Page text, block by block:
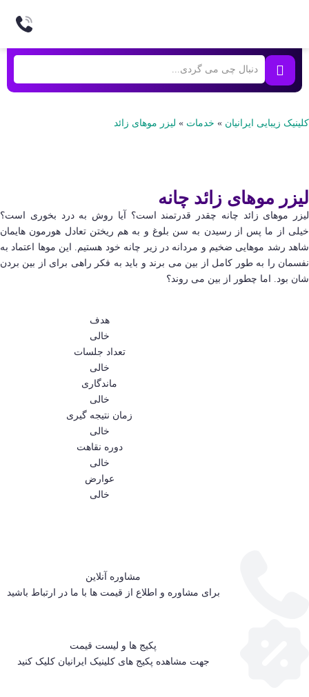
کلینیک زیبایی ایرانیان » خدمات » لیزر موهای زائد
لیزر موهای زائد چانه
لیزر موهای زائد چانه چقدر قدرتمند است؟ آیا روش به درد بخوری است؟
خیلی از ما پس از رسیدن به سن بلوغ و به هم ریختن تعادل هورمون هایمان
شاهد رشد موهایی ضخیم و مردانه در زیر چانه خود هستیم. این موها اعتماد به
نفسمان را به طور کامل از بین می برند و باید به فکر راهی برای از بین بردن
شان بود. اما چطور از بین می روند؟
هدف
خالی
تعداد جلسات
خالی
ماندگاری
خالی
زمان نتیجه گیری
خالی
دوره نقاهت
خالی
عوارض
خالی
مشاوره آنلاین
برای مشاوره و اطلاع از قیمت ها با ما در ارتباط باشید
پکیج ها و لیست قیمت
جهت مشاهده پکیج های کلینیک ایرانیان کلیک کنید